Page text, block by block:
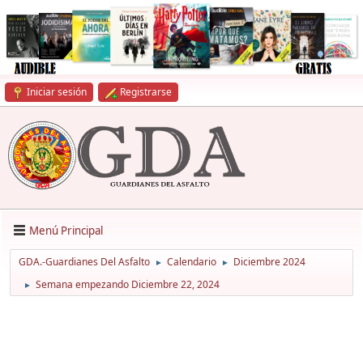
Iniciar sesión Registrarse
Menú Principal
GDA.-Guardianes Del Asfalto ► Calendario ► Diciembre 2024
► Semana empezando Diciembre 22, 2024